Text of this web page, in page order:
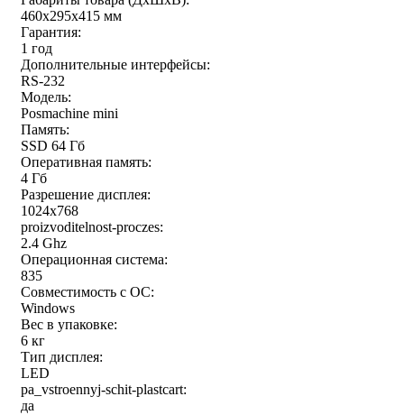
460x295x415 мм
Гарантия:
1 год
Дополнительные интерфейсы:
RS-232
Модель:
Posmachine mini
Память:
SSD 64 Гб
Оперативная память:
4 Гб
Разрешение дисплея:
1024x768
proizvoditelnost-proczes:
2.4 Ghz
Операционная система:
835
Совместимость с ОС:
Windows
Вес в упаковке:
6 кг
Тип дисплея:
LED
pa_vstroennyj-schit-plastcart:
да